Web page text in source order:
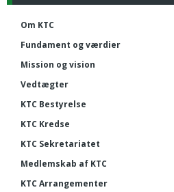
Om KTC
Fundament og værdier
Mission og vision
Vedtægter
KTC Bestyrelse
KTC Kredse
KTC Sekretariatet
Medlemskab af KTC
KTC Arrangementer